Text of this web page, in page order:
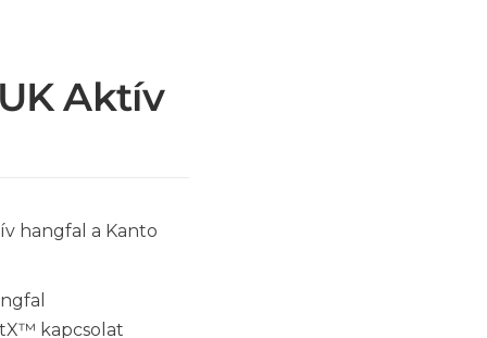
Aktív
hangfal a Kanto
kapcsolat